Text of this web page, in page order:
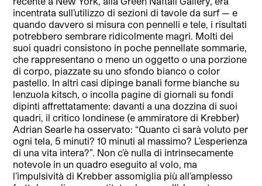
incentrata sull’utilizzo di sezioni di tavole da surf — e
quando davvero si misura con pennelli e tele, i risultati
potrebbero sembrare ridicolmente magri. Molti dei
suoi quadri consistono in poche pennellate sommarie,
che rappresentano o meno un oggetto o una porzione
di corpo, piazzate su uno sfondo bianco o color
pastello. In altri casi dipinge banali forme bianche su
lenzuola kitsch, o incolla pagine di giornali su fondi
dipinti affrettatamente: davanti a una dozzina di suoi
quadri, il critico londinese (e ammiratore di Krebber)
Adrian Searle ha osservato: “Quanto ci sarà voluto per
ogni tela, 5 minuti? 10 minuti al massimo? L’esperienza
di una vita intera?”. Non c’è nulla di intrinsecamente
notevole in un quadro eseguito al volo, ma
l’impulsività di Krebber assomiglia più all’amplesso